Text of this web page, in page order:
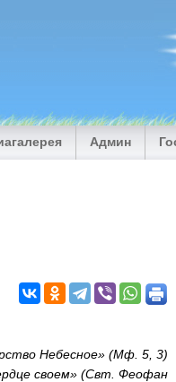
Админ
Небесное» (Мф. 5, 3)
своем» (Свт. Феофан